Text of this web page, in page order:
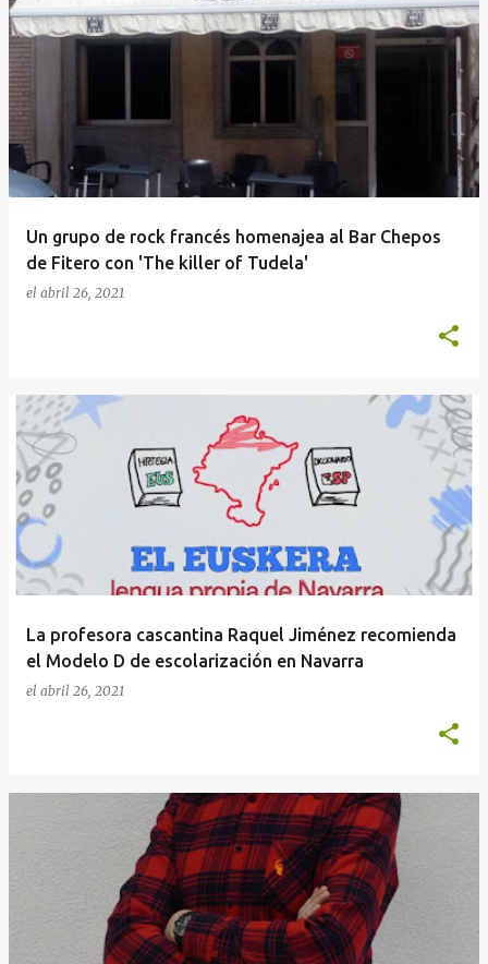
Un grupo de rock francés homenajea al Bar Chepos
de Fitero con 'The killer of Tudela'
el abril 26, 2021
La profesora cascantina Raquel Jiménez recomienda
el Modelo D de escolarización en Navarra
el abril 26, 2021